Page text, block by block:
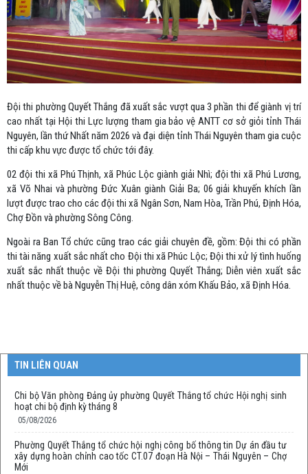
Đội thi phường Quyết Thắng đã xuất sắc vượt qua 3 phần thi để giành vị trí
cao nhất tại Hội thi Lực lượng tham gia bảo vệ ANTT cơ sở giỏi tỉnh Thái
Nguyên, lần thứ Nhất năm 2026 và đại diện tỉnh Thái Nguyên tham gia cuộc
thi cấp khu vực được tổ chức tới đây.
02 đội thi xã Phú Thịnh, xã Phúc Lộc giành giải Nhì; đội thi xã Phú Lương,
xã Võ Nhai và phường Đức Xuân giành Giải Ba; 06 giải khuyến khích lần
lượt được trao cho các đội thi xã Ngân Sơn, Nam Hòa, Trần Phú, Định Hóa,
Chợ Đồn và phường Sông Công.
Ngoài ra Ban Tổ chức cũng trao các giải chuyên đề, gồm: Đội thi có phần
thi tài năng xuất sắc nhất cho Đội thi xã Phúc Lộc; Đội thi xử lý tình huống
xuất sắc nhất thuộc về Đội thi phường Quyết Thắng; Diễn viên xuất sắc
nhất thuộc về bà Nguyễn Thị Huệ, công dân xóm Khấu Bảo, xã Định Hóa.
TIN LIÊN QUAN
Chi bộ Văn phòng Đảng ủy phường Quyết Thắng tổ chức Hội nghị sinh
hoạt chi bộ định kỳ tháng 8
05/08/2026
Phường Quyết Thắng tổ chức hội nghị công bố thông tin Dự án đầu tư
xây dựng hoàn chỉnh cao tốc CT.07 đoạn Hà Nội – Thái Nguyên – Chợ
Mới